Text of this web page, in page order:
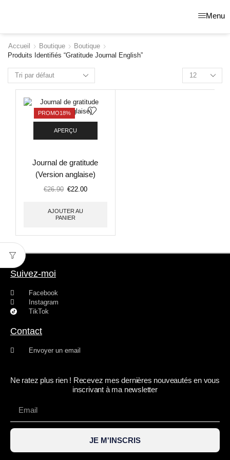
Menu
Accueil Boutique
Boutique
Produits Identifiés “gratitude Journal English”
PROMO18%
APERÇU
Journal de gratitude
(Version anglaise)
€26.90 €22.00
AJOUTER AU
PANIER
Suivez-moi
Facebook
Instagram
TikTok
Contact
Envoyer un email
Ne ratez plus rien ! Recevez mes dernières nouveautés en vous
inscrivant à ma newsletter
JE M'INSCRIS